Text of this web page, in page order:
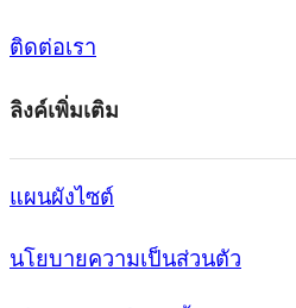
ติดต่อเรา
ลิงค์เพิ่มเติม
แผนผังไซต์
นโยบายความเป็นส่วนตัว